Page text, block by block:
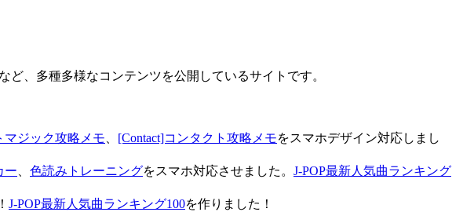
、多種多様なコンテンツを公開しているサイトです。
マジック攻略メモ [Contact]コンタクト攻略メモをスマホデザイン対応しまし
ー 色読みトレーニングをスマホ対応させました。 J-POP最新人気曲ランキング
J-POP最新人気曲ランキング100を作りました！